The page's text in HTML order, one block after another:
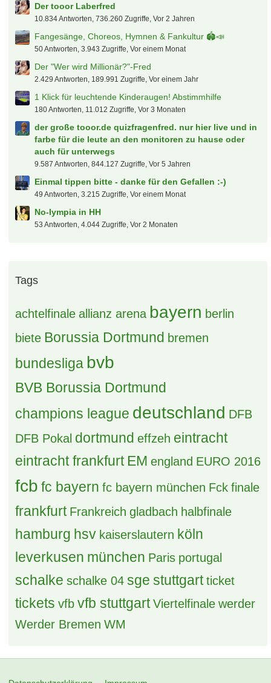
Der tooor Laberfred
10.834 Antworten, 736.260 Zugriffe, Vor 2 Jahren
Fangesänge, Choreos, Hymnen & Fankultur 🏟️📣
50 Antworten, 3.943 Zugriffe, Vor einem Monat
Der "Wer wird Millionär?"-Fred
2.429 Antworten, 189.991 Zugriffe, Vor einem Jahr
1 Klick für leuchtende Kinderaugen! Abstimmhilfe
180 Antworten, 11.012 Zugriffe, Vor 3 Monaten
der große tooor.de quizfragenfred. nur hier live und in
farbe für die leute an den monitoren zu hause oder
auch für unterwegs
9.587 Antworten, 844.127 Zugriffe, Vor 5 Jahren
Einmal tippen bitte - danke für den Gefallen :-)
49 Antworten, 3.215 Zugriffe, Vor einem Monat
No-lympia in HH
53 Antworten, 4.044 Zugriffe, Vor 2 Monaten
Tags
achtelfinale allianz arena bayern berlin
biete Borussia Dortmund bremen
bundesliga bvb
BVB Borussia Dortmund
champions league deutschland DFB
DFB Pokal dortmund effzeh eintracht
eintracht frankfurt EM england EURO 2016
fcb fc bayern fc bayern münchen Fck finale
frankfurt Frankreich gladbach halbfinale
hamburg hsv kaiserslautern köln
leverkusen münchen Paris portugal
schalke schalke 04 sge stuttgart ticket
tickets vfb vfb stuttgart Viertelfinale werder
Werder Bremen WM